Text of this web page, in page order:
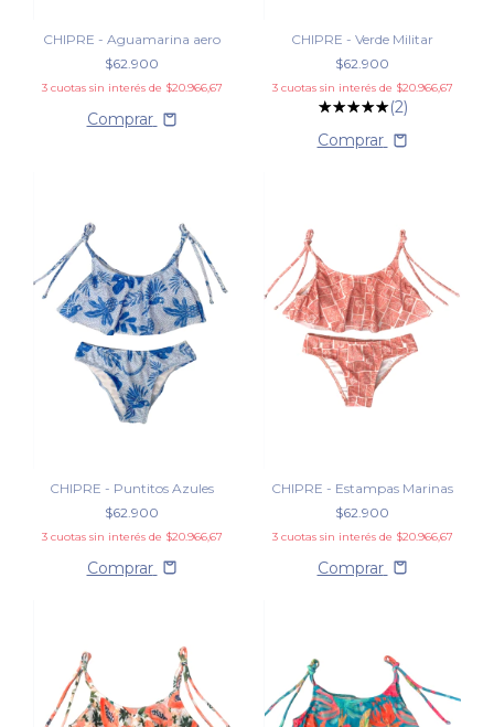
CHIPRE - Aguamarina aero
$62.900
3 cuotas sin interés de $20.966,67
Comprar
CHIPRE - Verde Militar
$62.900
3 cuotas sin interés de $20.966,67
(2)
Comprar
CHIPRE - Puntitos Azules
$62.900
3 cuotas sin interés de $20.966,67
Comprar
CHIPRE - Estampas Marinas
$62.900
3 cuotas sin interés de $20.966,67
Comprar